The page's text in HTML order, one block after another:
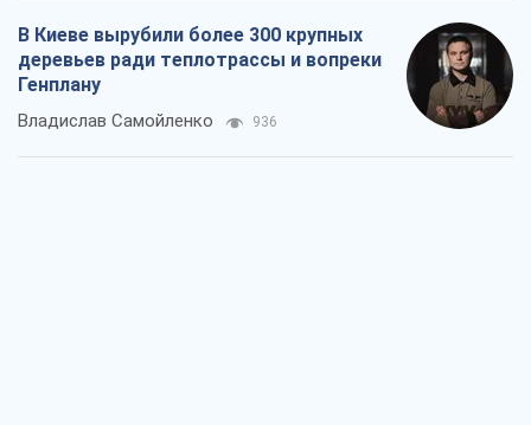
В Киеве вырубили более 300 крупных
деревьев ради теплотрассы и вопреки
Генплану
Владислав Самойленко 936